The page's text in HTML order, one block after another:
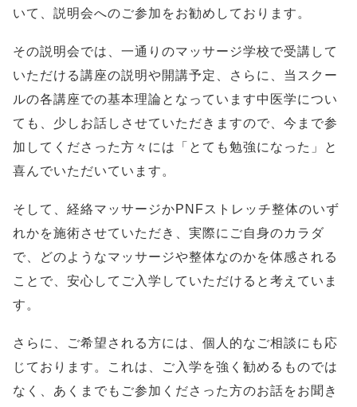
いて、説明会へのご参加をお勧めしております。
その説明会では、一通りのマッサージ学校で受講して
いただける講座の説明や開講予定、さらに、当スクー
ルの各講座での基本理論となっています中医学につい
ても、少しお話しさせていただきますので、今まで参
加してくださった方々には「とても勉強になった」と
喜んでいただいています。
そして、経絡マッサージかPNFストレッチ整体のいず
れかを施術させていただき、実際にご自身のカラダ
で、どのようなマッサージや整体なのかを体感される
ことで、安心してご入学していただけると考えていま
す。
さらに、ご希望される方には、個人的なご相談にも応
じております。これは、ご入学を強く勧めるものでは
なく、あくまでもご参加くださった方のお話をお聞き